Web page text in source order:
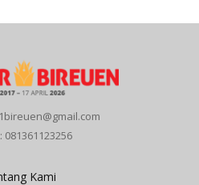
081361123256
Kami